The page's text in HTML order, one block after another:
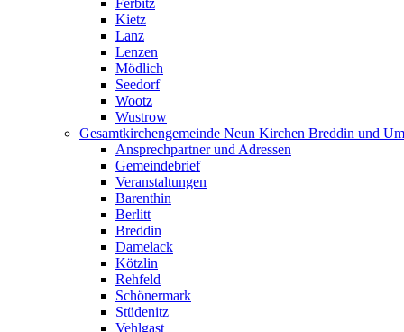
Ferbitz
Kietz
Lanz
Lenzen
Mödlich
Seedorf
Wootz
Wustrow
Gesamtkirchengemeinde Neun Kirchen Breddin und
Ansprechpartner und Adressen
Gemeindebrief
Veranstaltungen
Barenthin
Berlitt
Breddin
Damelack
Kötzlin
Rehfeld
Schönermark
Stüdenitz
Vehlgast